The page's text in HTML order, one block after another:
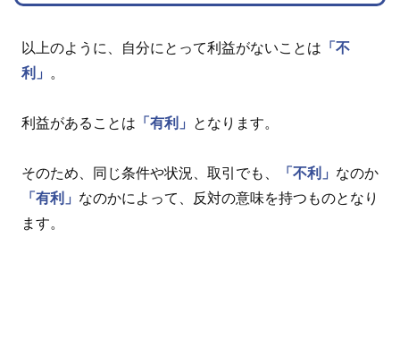
以上のように、自分にとって利益がないことは 「不
利」
。
利益があることは 「有利」 となります。
そのため、同じ条件や状況、取引でも、 「不利」 なのか
「有利」 なのかによって、反対の意味を持つものとなり
ます。